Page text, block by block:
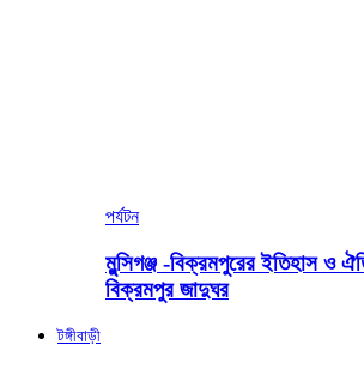
পর্যটন
মুন্সিগঞ্জ -বিক্রমপুরের ইতিহাস ও
বিক্রমপুর জাদুঘর
টঙ্গীবাড়ী